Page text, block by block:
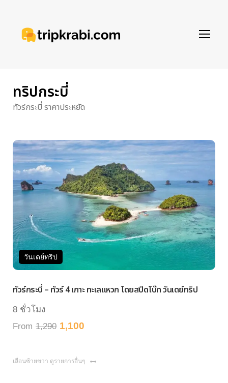
ทริปกระบี่
ทัวร์กระบี่ ราคาประหยัด
ทริป
ทัวร์ 4 เกาะ ทะเลแหวก โดยสปีดโบ๊ท วันเดย์ทริป
1,100
วันเดย์ทริป
ทัวร์กระบี่ – ทั
เลื่อนซ้ายขวา ดูรายการอื่นๆ